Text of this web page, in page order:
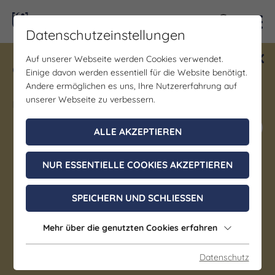
Gewinne ein Blind Date mit Saale-
Unstrut! Teilnahme vom 1.7. - 18.12.
möglich.
Jetzt mitmachen
Historischer
Weihnachtsmarkt zu Jena
26. November 2026, 15:00 - 21:00 Uhr
Datenschutzeinstellungen
Auf unserer Webseite werden Cookies verwendet.
Einige davon werden essentiell für die Website benötigt.
Andere ermöglichen es uns, Ihre Nutzererfahrung auf
unserer Webseite zu verbessern.
ALLE AKZEPTIEREN
NUR ESSENTIELLE COOKIES AKZEPTIEREN
SPEICHERN UND SCHLIESSEN
Mehr über die genutzten Cookies erfahren
Datenschutz